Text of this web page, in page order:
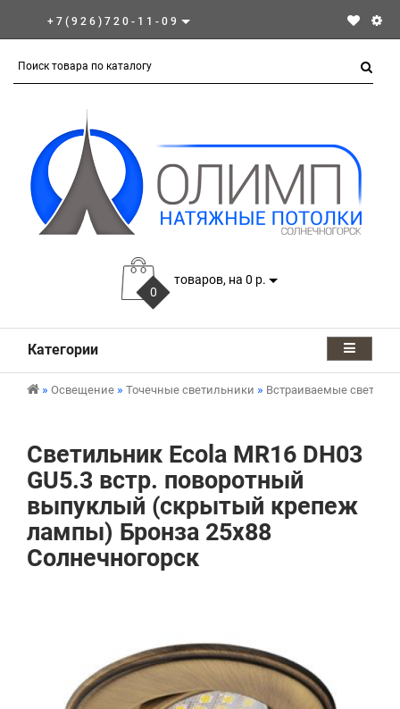
+7(926)720-11-09
0
товаров, на 0 р.
Категории
Освещение Точечные светильники Встраиваемые
Светильник Ecola MR16 DH03
GU5.3 встр. поворотный
выпуклый (скрытый крепеж
лампы) Бронза 25x88
Солнечногорск